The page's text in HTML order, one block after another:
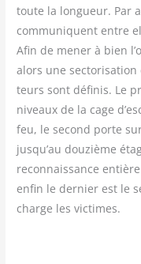
toute la lon­gueur. Par
com­mu­niquent entre
Afin de mener à bien
alors une
teurs sont défi­nis. Le
niveaux de la cage
feu, le second porte
jusqu’au dou­zième
recon­nais­sance
enfin le der­nier est le
charge les victimes.